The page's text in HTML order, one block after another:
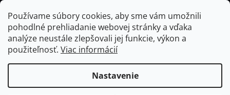
Používame súbory cookies, aby sme vám umožnili
pohodlné prehliadanie webovej stránky a vďaka
analýze neustále zlepšovali jej funkcie, výkon a
použiteľnosť. Viac informácií
Nastavenie
Prejsť
na
obsah
Hľadať
Domov
/ Vybavenie do jedálne / Čaj a káva / Čajníky a kanvice
AMBITION Smaltovaný čajník Garden Gray 1,9 L
AMBITION Smaltovaný
čajník Garden Gray 1,9 L